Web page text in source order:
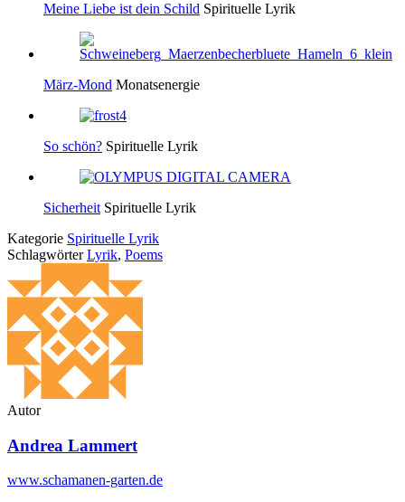
Meine Liebe ist dein Schild Spirituelle Lyrik
März-Mond Monatsenergie
So schön? Spirituelle Lyrik
Sicherheit Spirituelle Lyrik
Kategorie Spirituelle Lyrik
SchlagwörterLyrik, Poems
Autor
Andrea Lammert
www.schamanen-garten.de